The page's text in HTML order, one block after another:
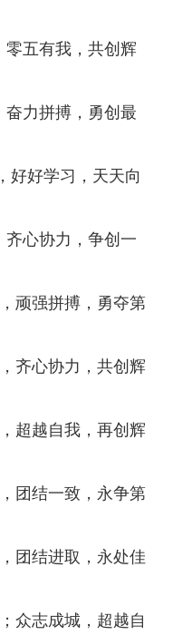
五有我，共创辉
力拼搏，勇创最
好学习，天天向
心协力，争创一
强拼搏，勇夺第
心协力，共创辉
越自我，再创辉
结一致，永争第
结进取，永处佳
志成城，超越自